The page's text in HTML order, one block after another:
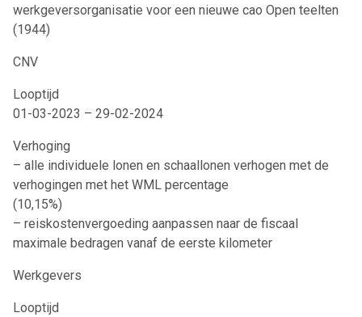
werkgeversorganisatie voor een nieuwe cao Open teelten
(1944)
CNV
Looptijd
01-03-2023 – 29-02-2024
Verhoging
– alle individuele lonen en schaallonen verhogen met de
verhogingen met het WML percentage
(10,15%)
– reiskostenvergoeding aanpassen naar de fiscaal
maximale bedragen vanaf de eerste kilometer
Werkgevers
Looptijd